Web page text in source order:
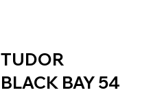
TUDOR
BLACK BAY 54